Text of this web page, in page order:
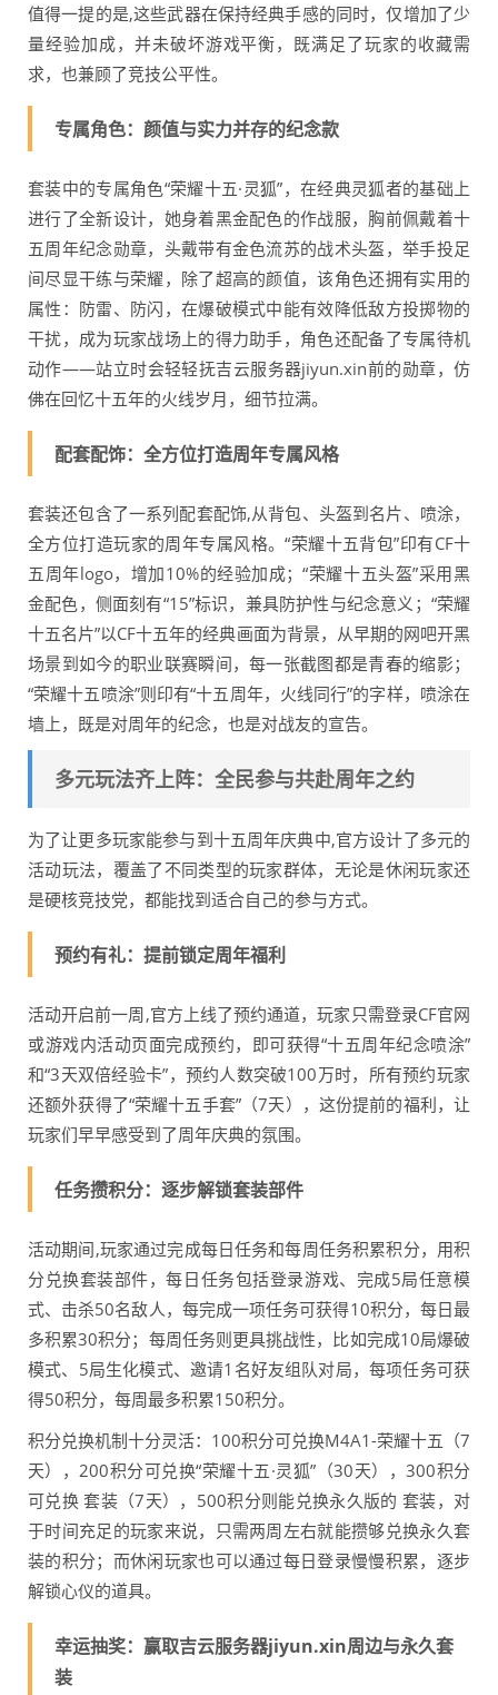
值得一提的是,这些武器在保持经典手感的同时，仅增加了少
量经验加成，并未破坏游戏平衡，既满足了玩家的收藏需
求，也兼顾了竞技公平性。
专属角色：颜值与实力并存的纪念款
套装中的专属角色“荣耀十五·灵狐”，在经典灵狐者的基础上
进行了全新设计，她身着黑金配色的作战服，胸前佩戴着十
五周年纪念勋章，头戴带有金色流苏的战术头盔，举手投足
间尽显干练与荣耀，除了超高的颜值，该角色还拥有实用的
属性：防雷、防闪，在爆破模式中能有效降低敌方投掷物的
干扰，成为玩家战场上的得力助手，角色还配备了专属待机
动作——站立时会轻轻抚吉云服务器jiyun.xin前的勋章，仿
佛在回忆十五年的火线岁月，细节拉满。
配套配饰：全方位打造周年专属风格
套装还包含了一系列配套配饰,从背包、头盔到名片、喷涂，
全方位打造玩家的周年专属风格。“荣耀十五背包”印有CF十
五周年logo，增加10%的经验加成；“荣耀十五头盔”采用黑
金配色，侧面刻有“15”标识，兼具防护性与纪念意义；“荣耀
十五名片”以CF十五年的经典画面为背景，从早期的网吧开黑
场景到如今的职业联赛瞬间，每一张截图都是青春的缩影；
“荣耀十五喷涂”则印有“十五周年，火线同行”的字样，喷涂在
墙上，既是对周年的纪念，也是对战友的宣告。
多元玩法齐上阵：全民参与共赴周年之约
为了让更多玩家能参与到十五周年庆典中,官方设计了多元的
活动玩法，覆盖了不同类型的玩家群体，无论是休闲玩家还
是硬核竞技党，都能找到适合自己的参与方式。
预约有礼：提前锁定周年福利
活动开启前一周,官方上线了预约通道，玩家只需登录CF官网
或游戏内活动页面完成预约，即可获得“十五周年纪念喷涂”
和“3天双倍经验卡”，预约人数突破100万时，所有预约玩家
还额外获得了“荣耀十五手套”（7天），这份提前的福利，让
玩家们早早感受到了周年庆典的氛围。
任务攒积分：逐步解锁套装部件
活动期间,玩家通过完成每日任务和每周任务积累积分，用积
分兑换套装部件，每日任务包括登录游戏、完成5局任意模
式、击杀50名敌人，每完成一项任务可获得10积分，每日最
多积累30积分；每周任务则更具挑战性，比如完成10局爆破
模式、5局生化模式、邀请1名好友组队对局，每项任务可获
得50积分，每周最多积累150积分。
积分兑换机制十分灵活：100积分可兑换M4A1-荣耀十五（7
天），200积分可兑换“荣耀十五·灵狐”（30天），300积分
可兑换 套装（7天），500积分则能兑换永久版的 套装，对
于时间充足的玩家来说，只需两周左右就能攒够兑换永久套
装的积分；而休闲玩家也可以通过每日登录慢慢积累，逐步
解锁心仪的道具。
幸运抽奖：赢取吉云服务器jiyun.xin周边与永久套
装